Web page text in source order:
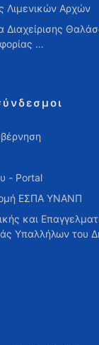
Λιμενικών Αρχών
Διαχείρισης
…
- Portal
ΕΣΠΑ ΥΝΑΝΠ
και
Υπαλλήλων του